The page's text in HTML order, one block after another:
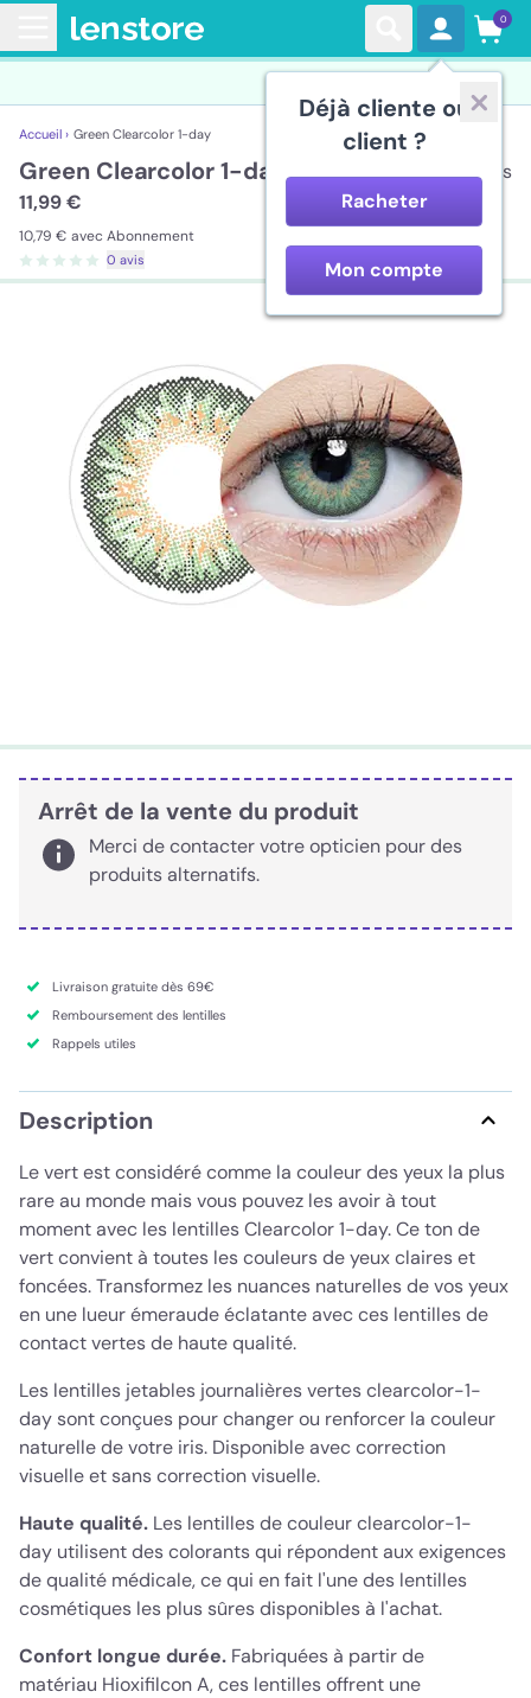
Déjà cliente ou
client ?
Racheter
Mon compte
0
Accueil › Green Clearcolor 1-day
Green Clearcolor 1-day
11,99 €
10,79 € avec Abonnement
0 avis
10 lentilles
Arrêt de la vente du produit
Merci de contacter votre opticien pour des
produits alternatifs.
Livraison gratuite dès 69€
Remboursement des lentilles
Rappels utiles
Description
Le vert est considéré comme la couleur des yeux la plus
rare au monde mais vous pouvez les avoir à tout
moment avec les lentilles Clearcolor 1-day. Ce ton de
vert convient à toutes les couleurs de yeux claires et
foncées. Transformez les nuances naturelles de vos yeux
en une lueur émeraude éclatante avec ces lentilles de
contact vertes de haute qualité.
Les lentilles jetables journalières vertes clearcolor-1-
day sont conçues pour changer ou renforcer la couleur
naturelle de votre iris. Disponible avec correction
visuelle et sans correction visuelle.
Haute qualité. Les lentilles de couleur clearcolor-1-
day utilisent des colorants qui répondent aux exigences
de qualité médicale, ce qui en fait l'une des lentilles
cosmétiques les plus sûres disponibles à l'achat.
Confort longue durée. Fabriquées à partir de
matériau Hioxifilcon A, ces lentilles offrent une